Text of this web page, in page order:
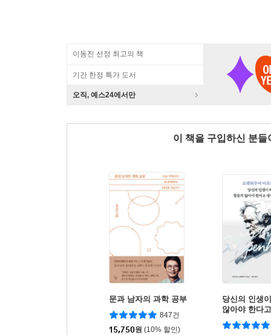
이동진 선정 최고의 책
기간 한정 특가 도서
오직, 예스24에서만
이 책을 구입하신 분
문과 남자의 과학 공부
847건
15,750원 (10% 할인)
당신의 인생
않아야 한다
까